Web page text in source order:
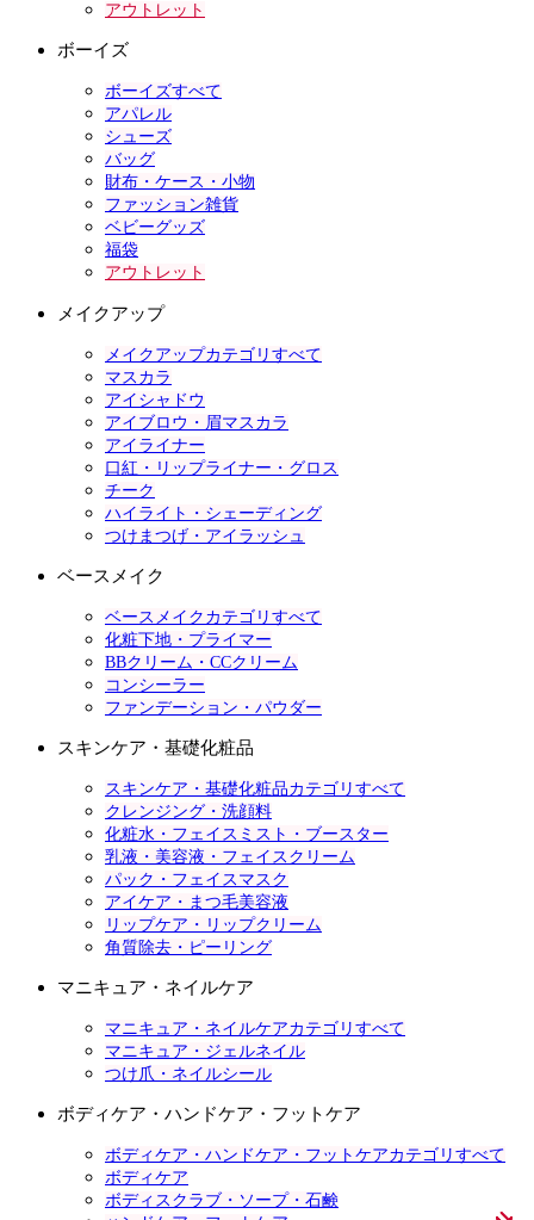
アウトレット
ボーイズ
ボーイズすべて
アパレル
シューズ
バッグ
財布・ケース・小物
ファッション雑貨
ベビーグッズ
福袋
アウトレット
メイクアップ
メイクアップカテゴリすべて
マスカラ
アイシャドウ
アイブロウ・眉マスカラ
アイライナー
口紅・リップライナー・グロス
チーク
ハイライト・シェーディング
つけまつげ・アイラッシュ
ベースメイク
ベースメイクカテゴリすべて
化粧下地・プライマー
BBクリーム・CCクリーム
コンシーラー
ファンデーション・パウダー
スキンケア・基礎化粧品
スキンケア・基礎化粧品カテゴリすべて
クレンジング・洗顔料
化粧水・フェイスミスト・ブースター
乳液・美容液・フェイスクリーム
パック・フェイスマスク
アイケア・まつ毛美容液
リップケア・リップクリーム
角質除去・ピーリング
マニキュア・ネイルケア
マニキュア・ネイルケアカテゴリすべて
マニキュア・ジェルネイル
つけ爪・ネイルシール
ボディケア・ハンドケア・フットケア
ボディケア・ハンドケア・フットケアカテゴリすべて
ボディケア
ボディスクラブ・ソープ・石鹸